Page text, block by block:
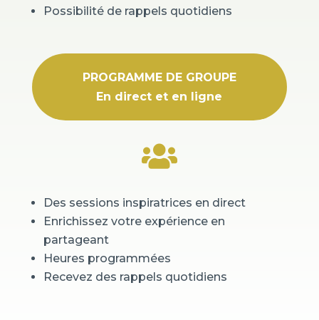
Possibilité de rappels quotidiens
PROGRAMME DE GROUPE
En direct et en ligne

Des sessions inspiratrices en direct
Enrichissez votre expérience en
partageant
Heures programmées
Recevez des rappels quotidiens